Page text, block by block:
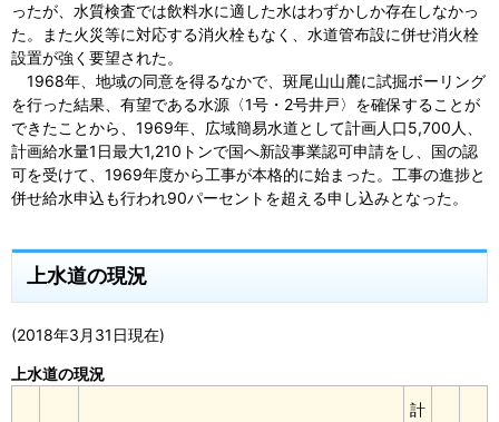
ったが、水質検査では飲料水に適した水はわずかしか存在しなかっ
た。また火災等に対応する消火栓もなく、水道管布設に併せ消火栓
設置が強く要望された。
1968年、地域の同意を得るなかで、斑尾山山麓に試掘ボーリング
を行った結果、有望である水源〈1号・2号井戸〉を確保することが
できたことから、1969年、広域簡易水道として計画人口5,700人、
計画給水量1日最大1,210トンで国へ新設事業認可申請をし、国の認
可を受けて、1969年度から工事が本格的に始まった。工事の進捗と
併せ給水申込も行われ90パーセントを超える申し込みとなった。
上水道の現況
(2018年3月31日現在)
上水道の現況
計